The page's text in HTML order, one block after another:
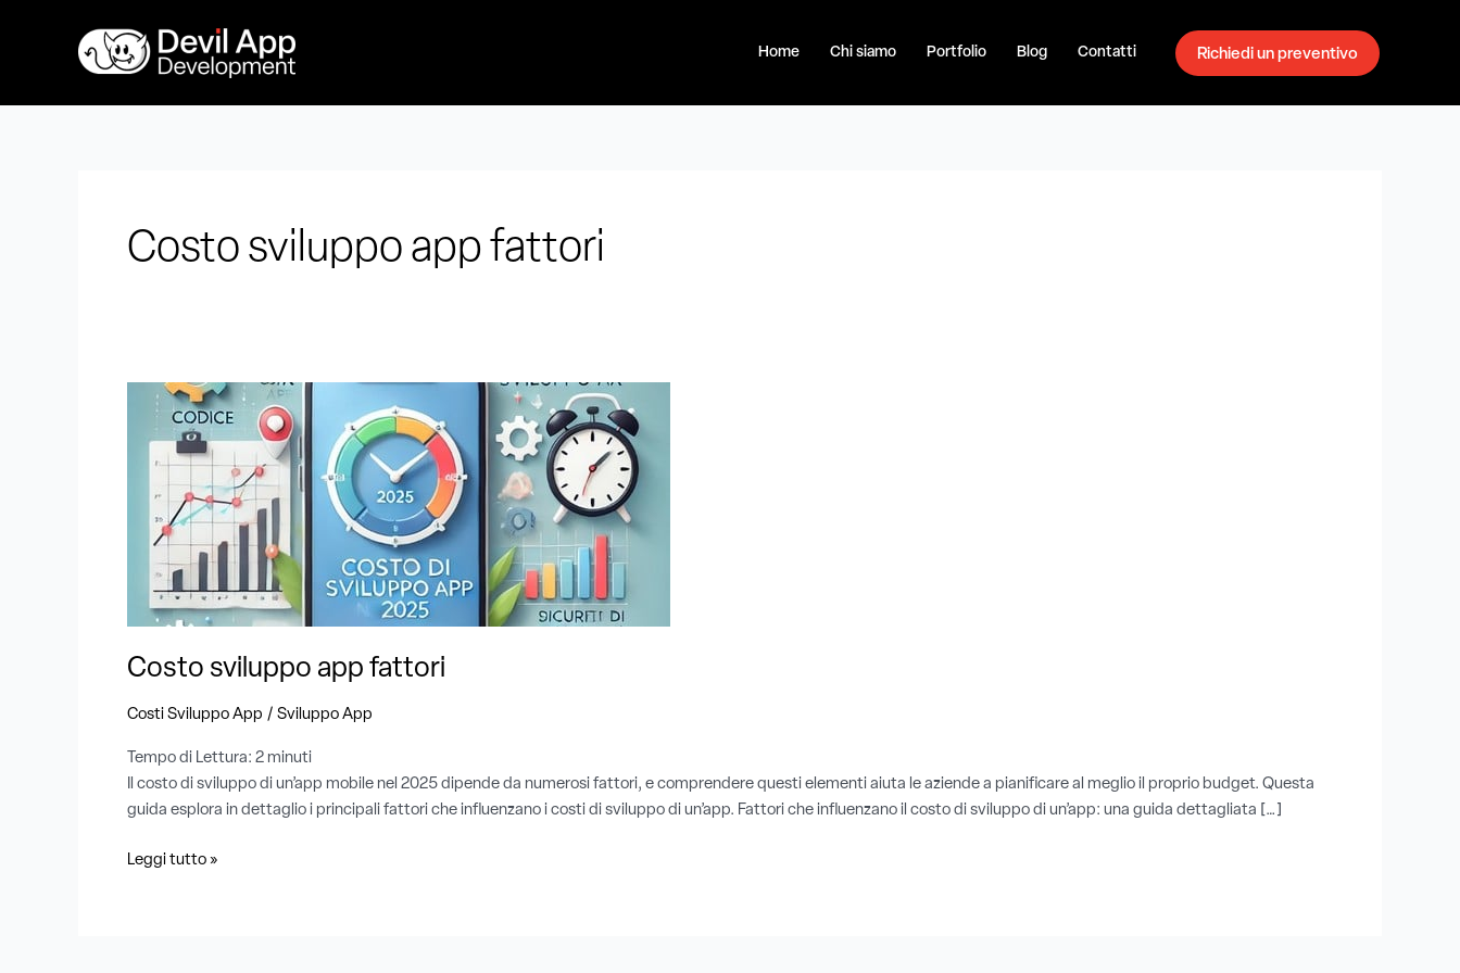
Home Chi siamo Portfolio Blog Contatti Richiedi un preventivo
Costo sviluppo app fattori
Costo sviluppo app fattori
Costi Sviluppo App / Sviluppo App
Tempo di Lettura: 2 minuti
Il costo di sviluppo di un’app mobile nel 2025 dipende da numerosi fattori, e comprendere questi elementi aiuta le aziende a pianificare al meglio il proprio budget. Questa
guida esplora in dettaglio i principali fattori che influenzano i costi di sviluppo di un’app. Fattori che influenzano il costo di sviluppo di un’app: una guida dettagliata […]
Costo
sviluppo
app
Leggi tutto »